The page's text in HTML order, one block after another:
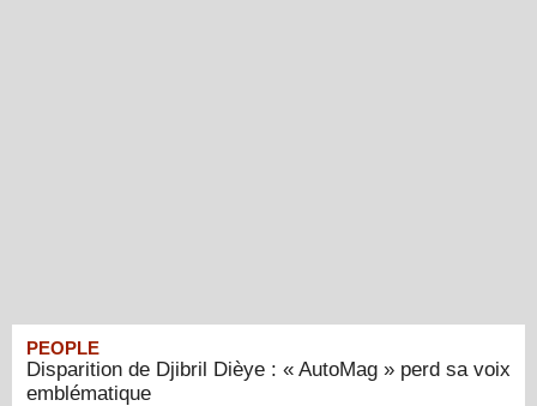
PEOPLE
Disparition de Djibril Dièye : « AutoMag » perd sa voix
emblématique